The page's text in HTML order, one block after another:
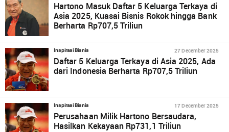
Hartono Masuk Daftar 5 Keluarga Terkaya di
Asia 2025, Kuasai Bisnis Rokok hingga Bank
Berharta Rp707,5 Triliun
Inspirasi Bisnis 27 December 2025
Daftar 5 Keluarga Terkaya di Asia 2025, Ada
dari Indonesia Berharta Rp707,5 Triliun
Inspirasi Bisnis 17 December 2025
Perusahaan Milik Hartono Bersaudara,
Hasilkan Kekayaan Rp731,1 Triliun